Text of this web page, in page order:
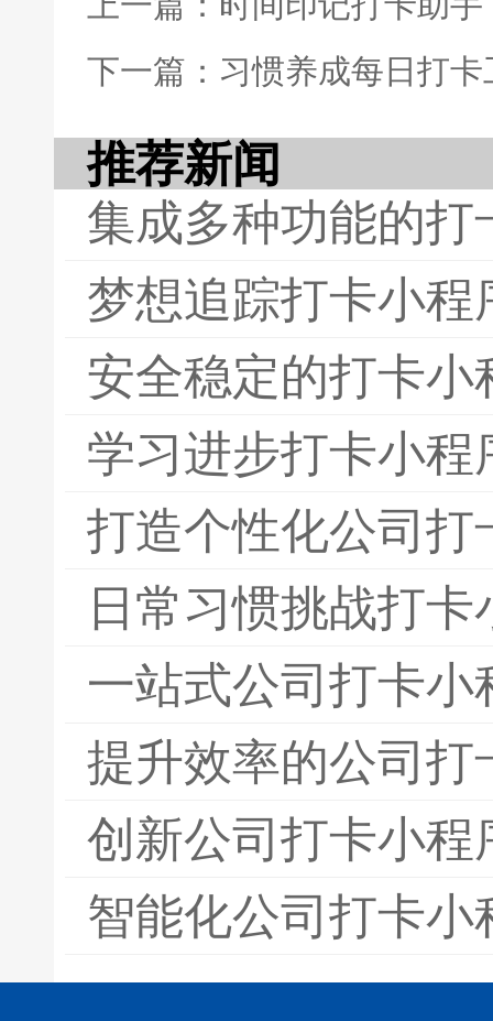
下一篇：习惯养成每日打卡
推荐新闻
集成多种功能的
梦想追踪打卡小程
安全稳定的打卡小
学习进步打卡小程
打造个性化公司打
日常习惯挑战打
一站式公司打卡小
提升效率的公司打
创新公司打卡小程
智能化公司打卡